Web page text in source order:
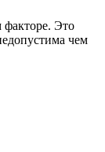
Это
чем